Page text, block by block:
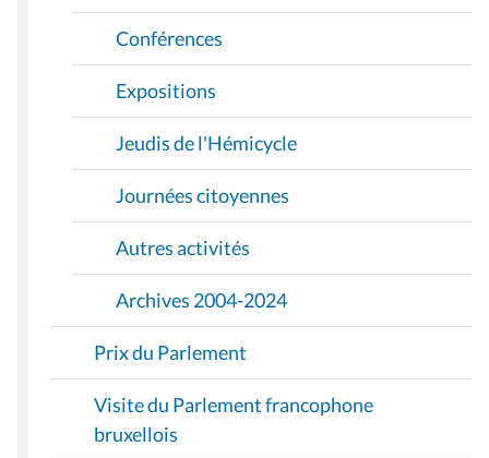
Conférences
Expositions
Jeudis de l'Hémicycle
Journées citoyennes
Autres activités
Archives 2004-2024
Prix du Parlement
Visite du Parlement francophone
bruxellois